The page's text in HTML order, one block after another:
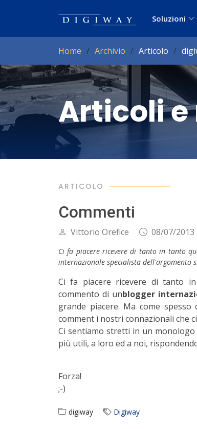
Soluzioni
Home Archivio Articolo
Articoli
ARTICOLO
Commenti
Vittorio Orefice 08/07/2013
Ci fa piacere ricevere di tanto in tanto
internazionale specialista dell'argomento
Ci fa piacere ricevere di tanto
commento di unblogger
grande piacere. Ma come
comment i nostri connazionali che
Ci sentiamo stretti in un monologo
più utili, a loro ed a noi,
Forza!
;-)
digiway Digiway